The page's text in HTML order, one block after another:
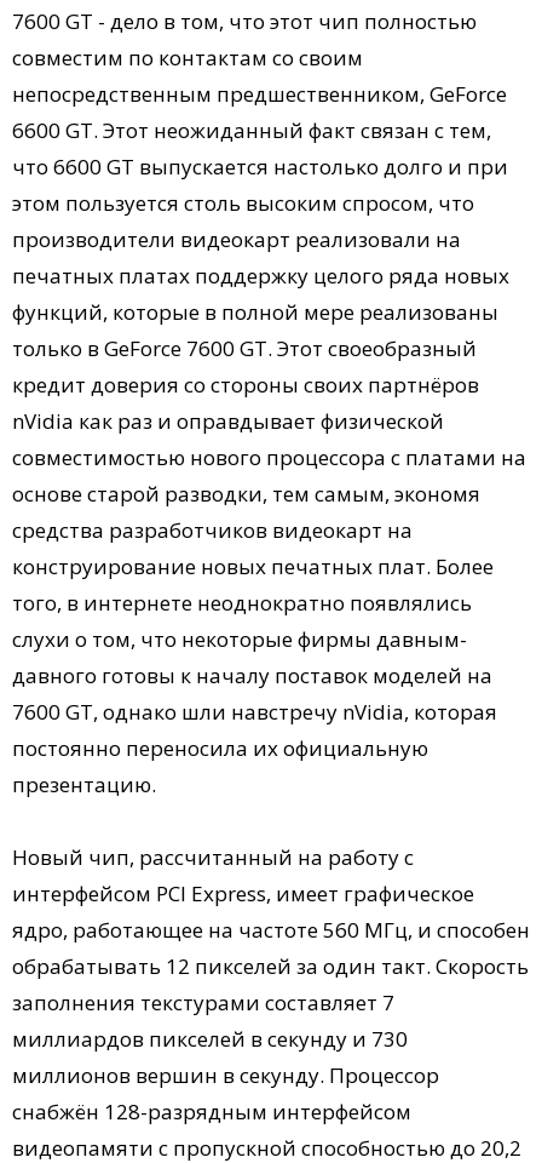
7600 GT - дело в том, что этот чип полностью
совместим по контактам со своим
непосредственным предшественником, GeForce
6600 GT. Этот неожиданный факт связан с тем,
что 6600 GT выпускается настолько долго и при
этом пользуется столь высоким спросом, что
производители видеокарт реализовали на
печатных платах поддержку целого ряда новых
функций, которые в полной мере реализованы
только в GeForce 7600 GT. Этот своеобразный
кредит доверия со стороны своих партнёров
nVidia как раз и оправдывает физической
совместимостью нового процессора с платами на
основе старой разводки, тем самым, экономя
средства разработчиков видеокарт на
конструирование новых печатных плат. Более
того, в интернете неоднократно появлялись
слухи о том, что некоторые фирмы давным-
давного готовы к началу поставок моделей на
7600 GT, однако шли навстречу nVidia, которая
постоянно переносила их официальную
презентацию.
Новый чип, рассчитанный на работу с
интерфейсом PCI Express, имеет графическое
ядро, работающее на частоте 560 МГц, и способен
обрабатывать 12 пикселей за один такт. Скорость
заполнения текстурами составляет 7
миллиардов пикселей в секунду и 730
миллионов вершин в секунду. Процессор
снабжён 128-разрядным интерфейсом
видеопамяти с пропускной способностью до 20,2